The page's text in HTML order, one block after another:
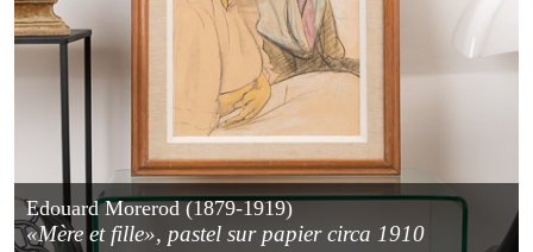
Edouard Morerod (1879-1919)
«Mère et fille», pastel sur papier circa 1910